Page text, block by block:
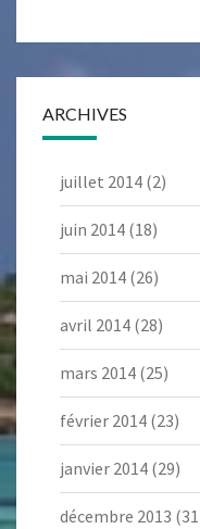
ARCHIVES
juillet 2014 (2)
juin 2014 (18)
mai 2014 (26)
avril 2014 (28)
mars 2014 (25)
février 2014 (23)
janvier 2014 (29)
décembre 2013